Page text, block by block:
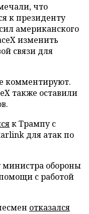
что
к президенту
американского
изменить
связи для
комментируют.
также оставили
к Трампу с
для атак по
министра обороны
с работой
отказался